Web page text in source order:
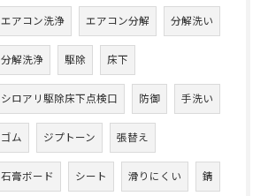
エアコン洗浄 エアコン分解 分解洗い
分解洗浄 駆除 床下
シロアリ駆除床下点検口 防御 手洗い
ゴム ジプトーン 張替え
石膏ボード シート 滑りにくい 錆